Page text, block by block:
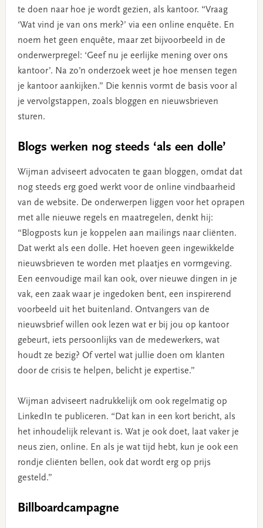
te doen naar hoe je wordt gezien, als kantoor. “Vraag
‘Wat vind je van ons merk?’ via een online enquête. En
noem het geen enquête, maar zet bijvoorbeeld in de
onderwerpregel: ‘Geef nu je eerlijke mening over ons
kantoor’. Na zo’n onderzoek weet je hoe mensen tegen
je kantoor aankijken.” Die kennis vormt de basis voor al
je vervolgstappen, zoals bloggen en nieuwsbrieven
sturen.
Blogs werken nog steeds ‘als een dolle’
Wijman adviseert advocaten te gaan bloggen, omdat dat
nog steeds erg goed werkt voor de online vindbaarheid
van de website. De onderwerpen liggen voor het oprapen
met alle nieuwe regels en maatregelen, denkt hij:
“Blogposts kun je koppelen aan mailings naar cliënten.
Dat werkt als een dolle. Het hoeven geen ingewikkelde
nieuwsbrieven te worden met plaatjes en vormgeving.
Een eenvoudige mail kan ook, over nieuwe dingen in je
vak, een zaak waar je ingedoken bent, een inspirerend
voorbeeld uit het buitenland. Ontvangers van de
nieuwsbrief willen ook lezen wat er bij jou op kantoor
gebeurt, iets persoonlijks van de medewerkers, wat
houdt ze bezig? Of vertel wat jullie doen om klanten
door de crisis te helpen, belicht je expertise.”
Wijman adviseert nadrukkelijk om ook regelmatig op
LinkedIn te publiceren. “Dat kan in een kort bericht, als
het inhoudelijk relevant is. Wat je ook doet, laat vaker je
neus zien, online. En als je wat tijd hebt, kun je ook een
rondje cliënten bellen, ook dat wordt erg op prijs
gesteld.”
Billboardcampagne